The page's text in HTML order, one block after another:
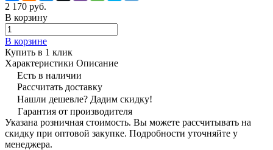
2 170 руб.
В корзину
В корзине
Купить в 1 клик
Характеристики Описание
Есть в наличии
Рассчитать доставку
Нашли дешевле? Дадим скидку!
Гарантия от производителя
Указана розничная стоимость. Вы можете рассчитывать на
скидку при оптовой закупке. Подробности уточняйте у
менеджера.